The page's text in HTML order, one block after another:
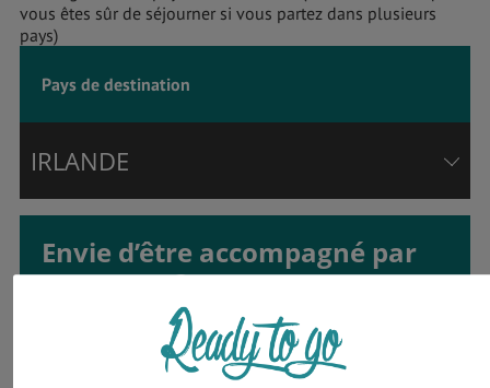
vous êtes sûr de séjourner si vous partez dans plusieurs
pays)
Pays de destination
IRLANDE
Envie d’être accompagné par
un expert ?
Inscrivez votre nom complet et choisissez
votre préférence pour le contact !